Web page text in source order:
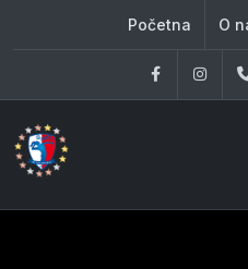
Početna O